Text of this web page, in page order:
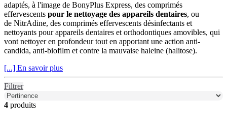
adaptés, à l'image de BonyPlus Express, des comprimés
effervescents pour le nettoyage des appareils dentaires, ou
de NitrAdine, des comprimés effervescents désinfectants et
nettoyants pour appareils dentaires et orthodontiques amovibles, qui
vont nettoyer en profondeur tout en apportant une action anti-
candida, anti-biofilm et contre la mauvaise haleine (halitose).
[...] En savoir plus
Filtrer
4 produits